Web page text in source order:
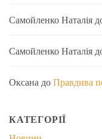
Самойленко Наталія
Самойленко Наталія
Оксана доПравдива
КАТЕГОРІЇ